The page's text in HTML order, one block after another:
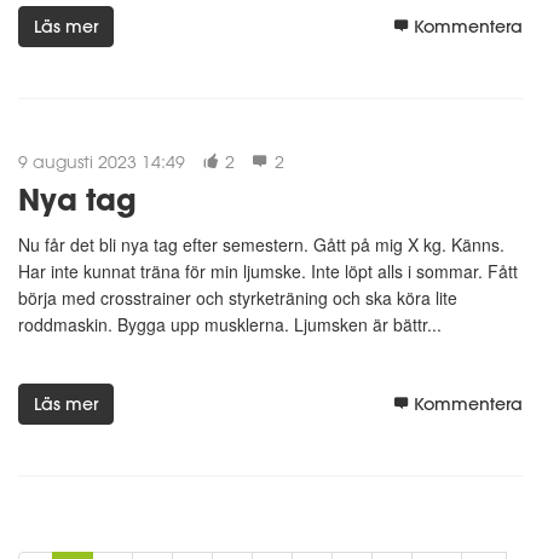
Läs mer Kommentera
9 augusti 2023 14:49 2 2
Nya tag
Nu får det bli nya tag efter semestern. Gått på mig X kg. Känns.
Har inte kunnat träna för min ljumske. Inte löpt alls i sommar. Fått
börja med crosstrainer och styrketräning och ska köra lite
roddmaskin. Bygga upp musklerna. Ljumsken är bättr...
Läs mer Kommentera